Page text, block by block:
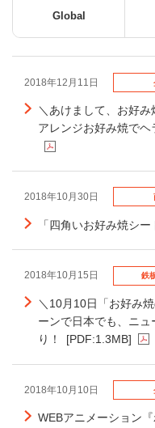
Global
2018年12月11日
＼あけまして、お好み
アレンジお好み焼でヘ
2018年10月30日
「四角いお好み焼シ
2018年10月15日 鉄
＼10月10日「お好み
ーンで日本でも、ニ
り！
[PDF:1.3MB]
2018年10月10日
WEBアニメーション